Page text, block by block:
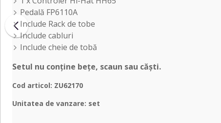
Pedală FP6110A
Include Rack de tobe
Include cabluri
Include cheie de tobă
Setul nu conține bețe, scaun sau căști.
Cod articol: ZU62170
Unitatea de vanzare: set